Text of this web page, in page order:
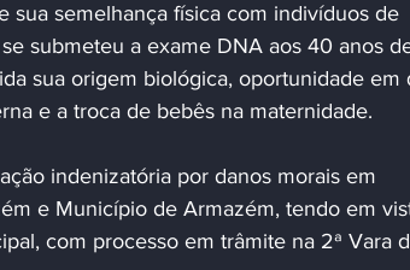
sua semelhança física com indivíduos de
submeteu a exame DNA aos 40 anos
sua origem biológica, oportunidade em
e a troca de bebês na maternidade.
e Município de Armazém, tendo em
com processo em trâmite na 2ª Vara